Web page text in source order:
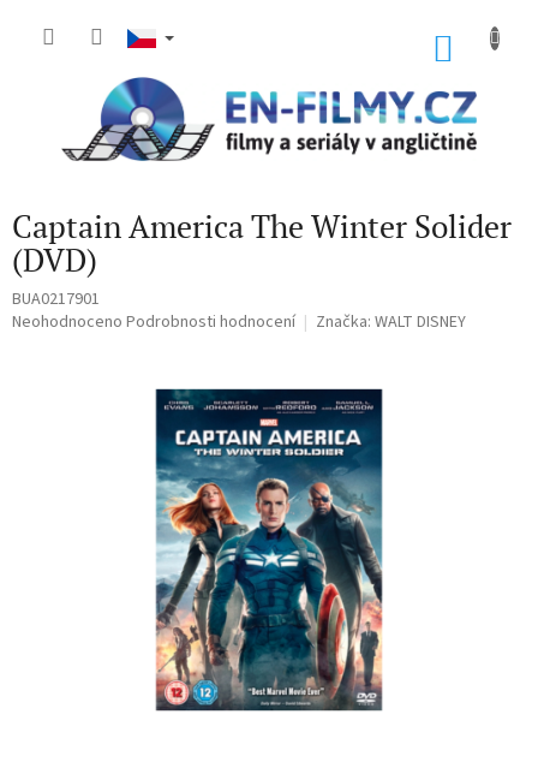
Captain America The Winter Solider
(DVD)
BUA0217901
Průměrné
Neohodnoceno Podrobnosti hodnocení Značka: WALT DISNEY